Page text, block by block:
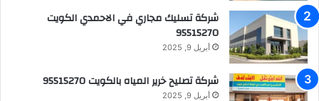
شركة تسليك مجاري في الاحمدي الكويت
95515270
أبريل 9, 2025
شركة تصليح خرير المياه بالكويت 95515270
أبريل 9, 2025